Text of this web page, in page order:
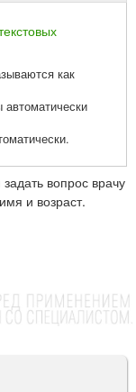
как
автоматически
вопрос врачу
и возраст.